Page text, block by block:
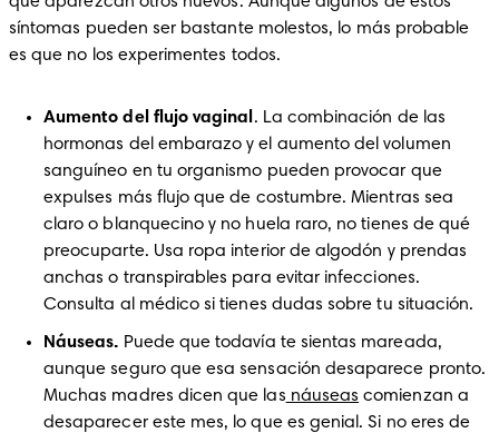
síntomas pueden ser bastante molestos, lo más probable
es que no los experimentes todos.
Aumento del flujo vaginal . La combinación de las
hormonas del embarazo y el aumento del volumen
sanguíneo en tu organismo pueden provocar que
expulses más flujo que de costumbre. Mientras sea
claro o blanquecino y no huela raro, no tienes de qué
preocuparte. Usa ropa interior de algodón y prendas
anchas o transpirables para evitar infecciones.
Consulta al médico si tienes dudas sobre tu situación.
Náuseas. Puede que todavía te sientas mareada,
aunque seguro que esa sensación desaparece pronto.
Muchas madres dicen que las náuseas comienzan a
desaparecer este mes, lo que es genial. Si no eres de